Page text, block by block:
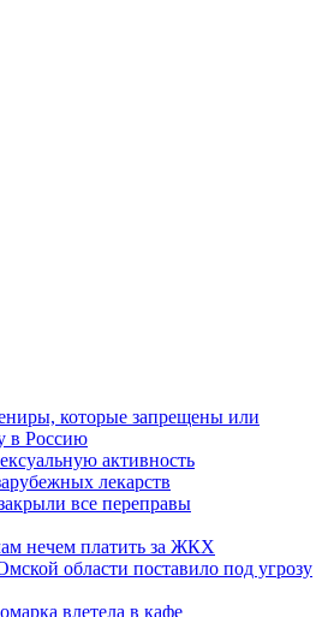
которые запрещены или
в Россию
активность
лекарств
все переправы
нечем платить за ЖКХ
области поставило под угрозу
влетела в кафе